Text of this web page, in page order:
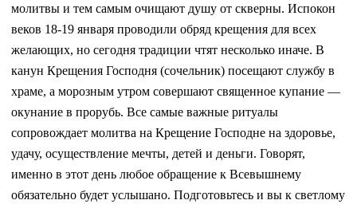
молитвы и тем самым очищают душу от скверны. Испокон
веков 18-19 января проводили обряд крещения для всех
желающих, но сегодня традиции чтят несколько иначе. В
канун Крещения Господня (сочельник) посещают службу в
храме, а морозным утром совершают священное купание —
окунание в прорубь. Все самые важные ритуалы
сопровождает молитва на Крещение Господне на здоровье,
удачу, осуществление мечты, детей и деньги. Говорят,
именно в этот день любое обращение к Всевышнему
обязательно будет услышано. Подготовьтесь и вы к светлому